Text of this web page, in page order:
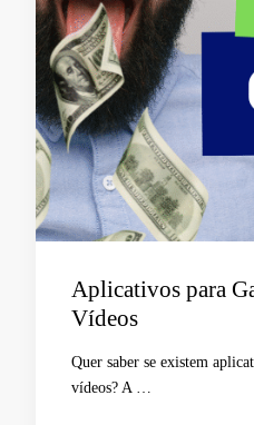
Aplicativos para
Vídeos
Quer saber se existem
vídeos? A …